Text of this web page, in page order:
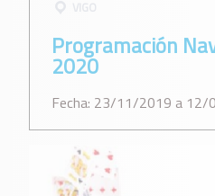
Programación
2020
Fecha: 23/11/2019 a